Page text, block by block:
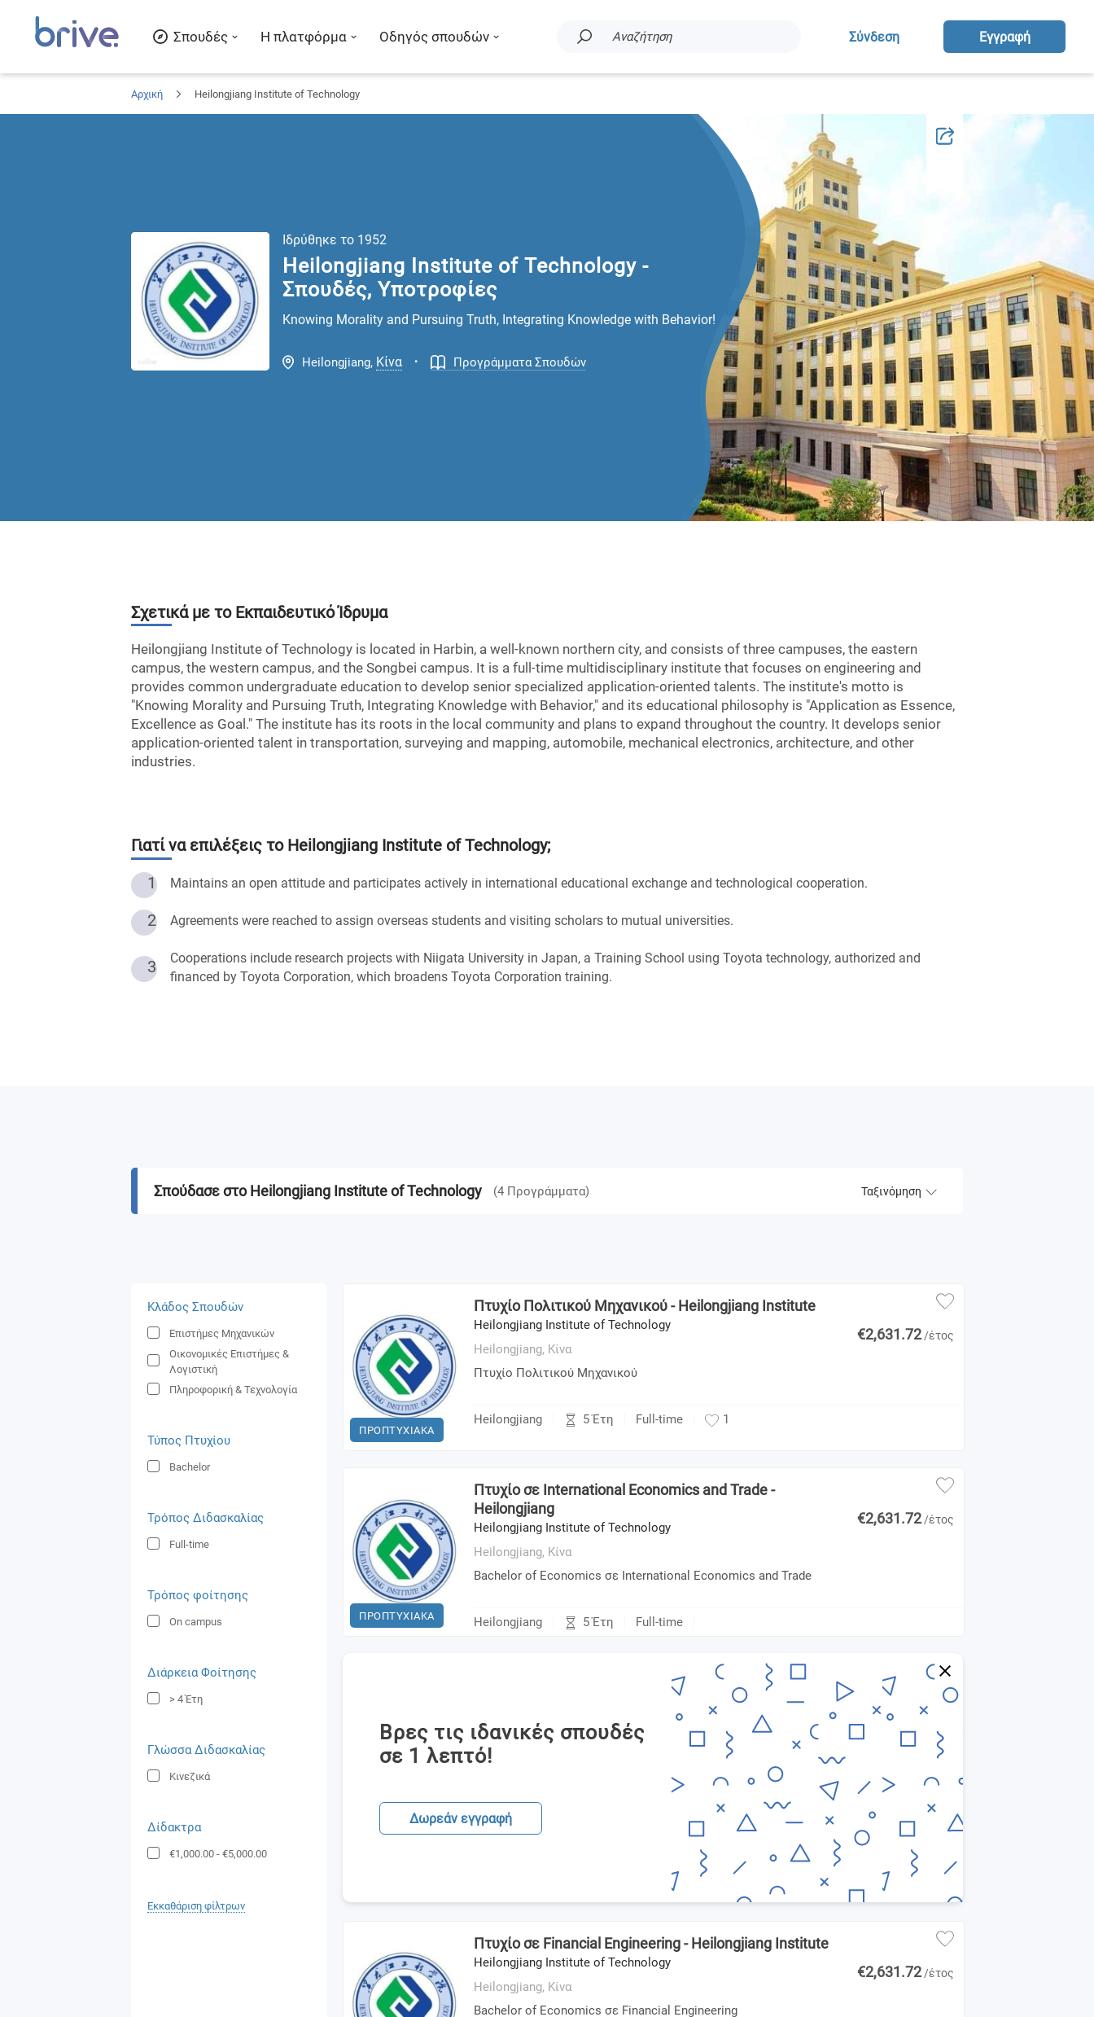
Σπουδές Η πλατφόρμα Οδηγός σπουδών Αναζήτηση Σύνδεση Eγγραφή
Αρχική Heilongjiang Institute of Technology
Ιδρύθηκε το 1952
Heilongjiang Institute of Technology -
Σπουδές, Υποτροφίες
Knowing Morality and Pursuing Truth, Integrating Knowledge with Behavior!
Heilongjiang, Κίνα . Προγράμματα Σπουδών
Σχετικά με το Εκπαιδευτικό Ίδρυμα
Heilongjiang Institute of Technology is located in Harbin, a well-known northern city, and consists of three campuses, the eastern
campus, the western campus, and the Songbei campus. It is a full-time multidisciplinary institute that focuses on engineering and
provides common undergraduate education to develop senior specialized application-oriented talents. The institute's motto is
"Knowing Morality and Pursuing Truth, Integrating Knowledge with Behavior," and its educational philosophy is "Application as Essence,
Excellence as Goal." The institute has its roots in the local community and plans to expand throughout the country. It develops senior
application-oriented talent in transportation, surveying and mapping, automobile, mechanical electronics, architecture, and other
industries.
Γιατί να επιλέξεις το Heilongjiang Institute of Technology;
1
Maintains an open attitude and participates actively in international educational exchange and technological cooperation.
2 Agreements were reached to assign overseas students and visiting scholars to mutual universities.
3
Cooperations include research projects with Niigata University in Japan, a Training School using Toyota technology, authorized and
financed by Toyota Corporation, which broadens Toyota Corporation training.
Σπούδασε στο Heilongjiang Institute of Technology (4 Προγράμματα) Ταξινόμηση
Κλάδος Σπουδών
Επιστήμες Μηχανικών
Οικονομικές Επιστήμες &
Λογιστική
Πληροφορική & Τεχνολογία
Τύπος Πτυχίου
Bachelor
Τρόπος Διδασκαλίας
Full-time
Τρόπος φοίτησης
On campus
Διάρκεια Φοίτησης
> 4 Έτη
Γλώσσα Διδασκαλίας
Κινεζικά
Δίδακτρα
€1,000.00 - €5,000.00
Εκκαθάριση φίλτρων
ΠΡΟΠΤΥΧΙΑΚΑ
Πτυχίο Πολιτικού Μηχανικού - Heilongjiang Institute
Heilongjiang Institute of Technology
Heilongjiang, Κίνα
Πτυχίο Πολιτικού Μηχανικού
€2,631.72 /έτος
Heilongjiang 5 Έτη Full-time 1
ΠΡΟΠΤΥΧΙΑΚΑ
Πτυχίο σε International Economics and Trade -
Heilongjiang
Heilongjiang Institute of Technology
Heilongjiang, Κίνα
Bachelor of Economics σε International Economics and Trade
€2,631.72 /έτος
Heilongjiang 5 Έτη Full-time
Βρες τις ιδανικές σπουδές
σε 1 λεπτό!
Δωρεάν εγγραφή
Πτυχίο σε Financial Engineering - Heilongjiang Institute
Heilongjiang Institute of Technology
Heilongjiang, Κίνα
Bachelor of Economics σε Financial Engineering
€2,631.72 /έτος